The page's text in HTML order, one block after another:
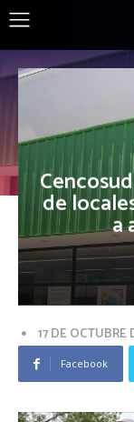
de
a
17 DE OCTUBRE
Facebook